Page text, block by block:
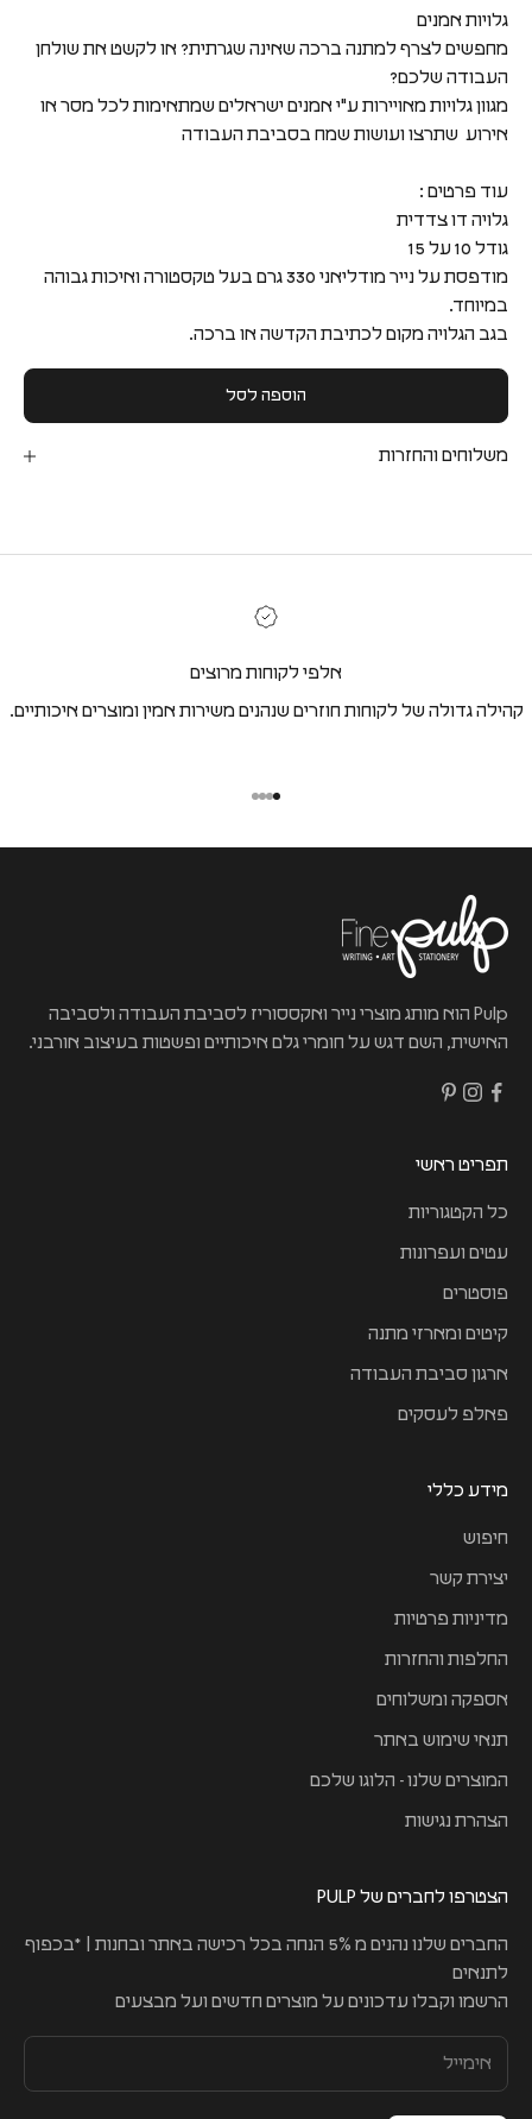
גלויות אמנים
מחפשים לצרף למתנה ברכה שאינה שגרתית? או לקשט את שולחן
העבודה שלכם?
מגוון גלויות מאויירות ע"י אמנים ישראלים שמתאימות לכל מסר או
אירוע שתרצו ועושות שמח בסביבת העבודה
עוד פרטים :
גלויה דו צדדית
גודל 10 על 15
מודפסת על נייר מודליאני 330 גרם בעל טקסטורה ואיכות גבוהה
במיוחד.
בגב הגלויה מקום לכתיבת הקדשה או ברכה.
הוספה לסל
משלוחים והחזרות
אלפי לקוחות מרוצים
קהילה גדולה של לקוחות חוזרים שנהנים משירות אמין ומוצרים איכותיים.
Pulp הוא מותג מוצרי נייר ואקססוריז לסביבת העבודה ולסביבה
האישית, השם דגש על חומרי גלם איכותיים ופשטות בעיצוב אורבני.
תפריט ראשי
כל הקטגוריות
עטים ועפרונות
פוסטרים
קיטים ומארזי מתנה
ארגון סביבת העבודה
פאלפ לעסקים
מידע כללי
חיפוש
יצירת קשר
מדיניות פרטיות
החלפות והחזרות
אספקה ומשלוחים
תנאי שימוש באתר
המוצרים שלנו - הלוגו שלכם
הצהרת נגישות
הצטרפו לחברים של PULP
החברים שלנו נהנים מ 5% הנחה בכל רכישה באתר ובחנות | *בכפוף
לתנאים
הרשמו וקבלו עדכונים על מוצרים חדשים ועל מבצעים